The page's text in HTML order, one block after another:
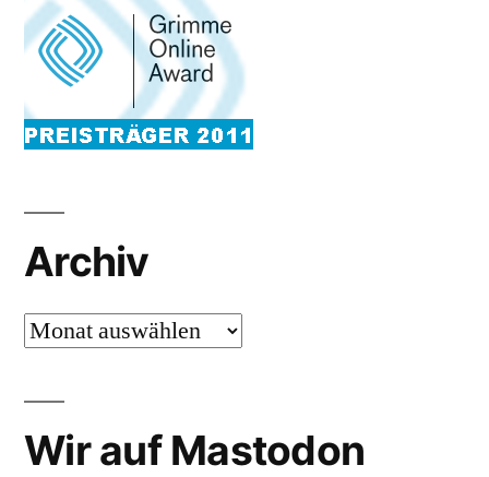
Archiv
Archiv
Wir auf Mastodon